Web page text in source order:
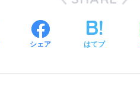
シェア はてブ